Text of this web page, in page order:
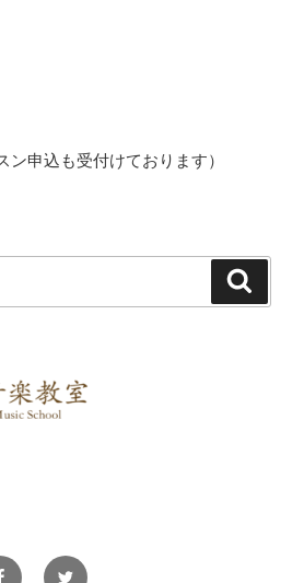
ン申込も受付けております）
Twitter